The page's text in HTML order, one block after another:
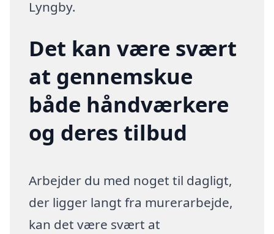
Lyngby.
Det kan være svært
at gennemskue
både håndværkere
og deres tilbud
Arbejder du med noget til dagligt,
der ligger langt fra murerarbejde,
kan det være svært at